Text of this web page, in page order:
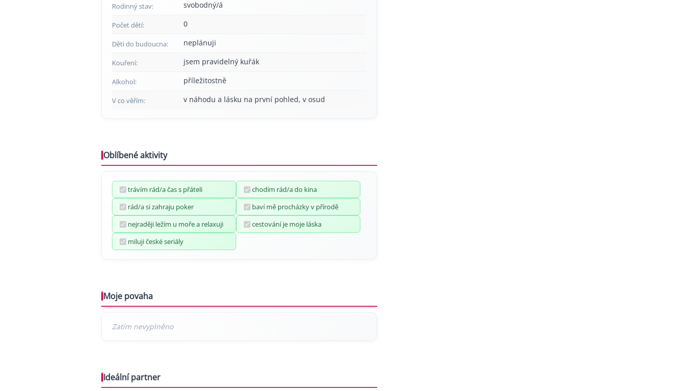
Rodinný stav: svobodný/á
Počet dětí: 0
Děti do budoucna: neplánuji
Kouření: jsem pravidelný kuřák
Alkohol: příležitostně
V co věřím: v náhodu a lásku na první pohled, v osud
Oblíbené aktivity
trávím rád/a čas s přáteli
chodím rád/a do kina
rád/a si zahraju poker
baví mě procházky v přírodě
nejraději ležím u moře a relaxuji
cestování je moje láska
miluji české seriály
Moje povaha
Ideální partner